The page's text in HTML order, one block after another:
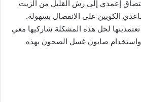
إعمدي إلى رش القليل من الزيت
الكوبين على الانفصال بسهولة.
لحل هذه المشكلة شاركيها معي
واستخدام صابون غسل الصحون بهذه